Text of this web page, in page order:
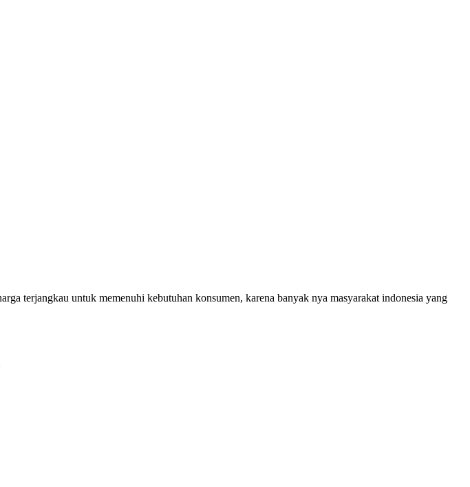
terjangkau untuk memenuhi kebutuhan konsumen, karena banyak nya masyarakat indonesia yang